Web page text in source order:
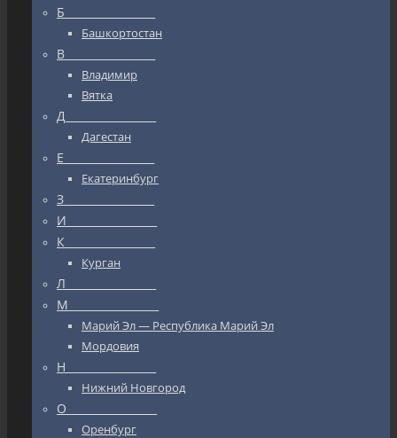
Б_________________
Башкортостан
В_________________
Владимир
Вятка
Д_________________
Дагестан
Е_________________
Екатеринбург
З_________________
И_________________
К_________________
Курган
Л_________________
М_________________
Марий Эл — Республика Марий Эл
Мордовия
Н_________________
Нижний Новгород
О_________________
Оренбург